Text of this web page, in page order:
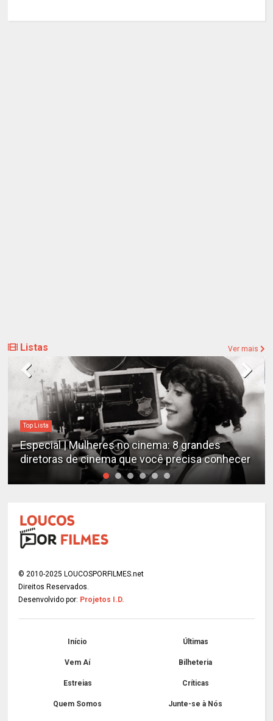
Listas Ver mais
Top Lista
Especial | Mulheres no cinema: 8 grandes
diretoras de cinema que você precisa conhecer
© 2010-2025 LOUCOSPORFILMES.net
Direitos Reservados.
Desenvolvido por: Projetos I.D.
Início Últimas
Vem Aí Bilheteria
Estreias Críticas
Quem Somos Junte-se à Nós